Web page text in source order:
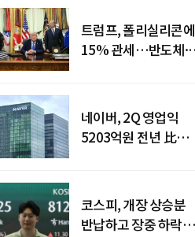
트럼프, 폴리실리콘에
15% 관세…반도체·
네이버, 2Q 영업익
5203억원 전년 比
코스피, 개장 상승분
반납하고 장중 하락